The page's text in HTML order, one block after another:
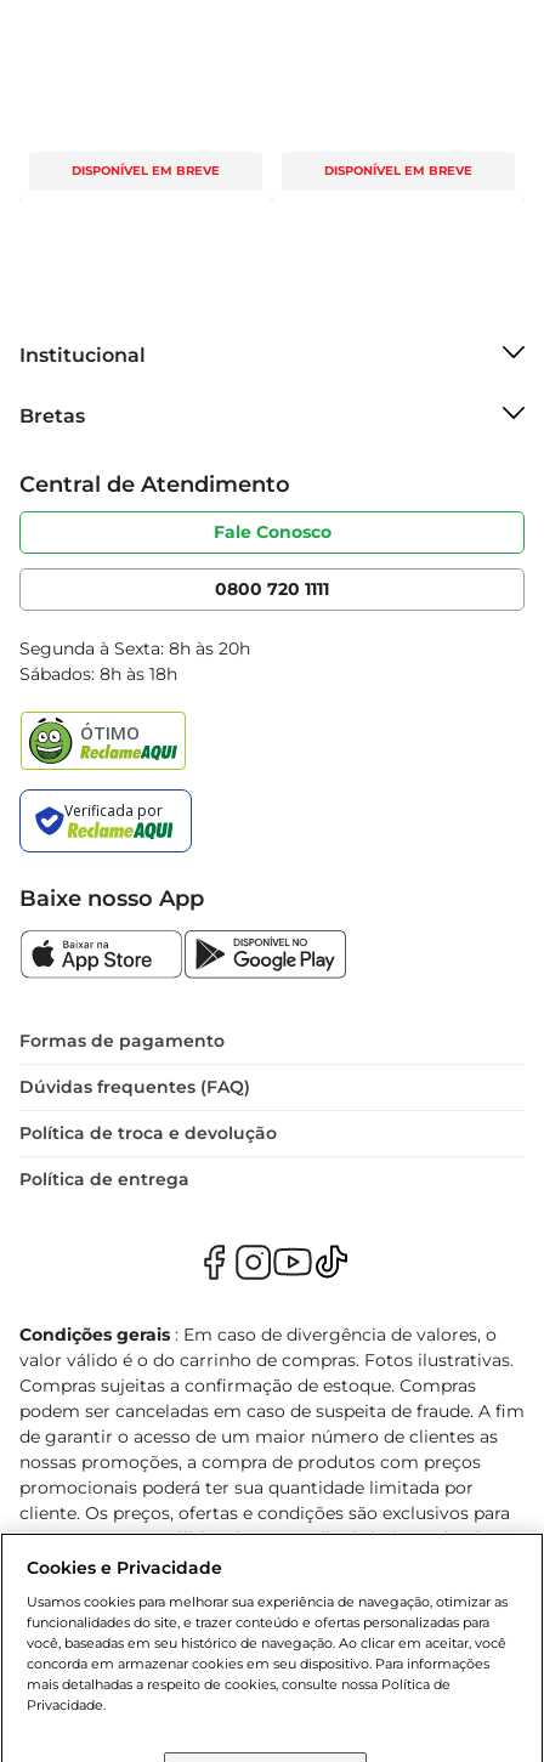
DISPONÍVEL EM BREVE DISPONÍVEL EM BREVE
Institucional
Grupo Cencosud
Sobre privacidade
Portal do fornecedor
Cencosud Media
Bretas
Produtos Bretas
Código de ética
Serviços
Clube Bretas
Blog Bretas
Black Friday
Central de Atendimento
Fale Conosco
0800 720 1111
Segunda à Sexta: 8h às 20h
Sábados: 8h às 18h
Baixe nosso App
Formas de pagamento
Dúvidas frequentes (FAQ)
Política de troca e devolução
Política de entrega
Condições gerais : Em caso de divergência de valores, o
valor válido é o do carrinho de compras. Fotos ilustrativas.
Compras sujeitas a confirmação de estoque. Compras
podem ser canceladas em caso de suspeita de fraude. A fim
de garantir o acesso de um maior número de clientes as
nossas promoções, a compra de produtos com preços
promocionais poderá ter sua quantidade limitada por
cliente. Os preços, ofertas e condições são exclusivos para
o e-commerce e válidos durante o dia de hoje, podendo
sofrer alterações sem prévia notificação. Proibida a venda
Lei n.º 8069/90, art. 81, inciso II (Estatuto da Criança e do
Adolescente). Preços e condições exclusivos para o
www.bretas.com.br, podendo sofrer alterações sem aviso
prévio. O valor mínimo para as compras on-line é de R$
80,00.
Cookies e Privacidade
Usamos cookies para melhorar sua experiência de navegação, otimizar as
funcionalidades do site, e trazer conteúdo e ofertas personalizadas para
você, baseadas em seu histórico de navegação. Ao clicar em aceitar, você
concorda em armazenar cookies em seu dispositivo. Para informações
mais detalhadas a respeito de cookies, consulte nossa Política de
Privacidade.